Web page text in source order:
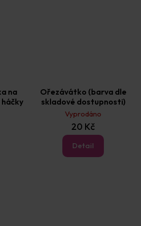
na
Ořezávátko (barva dle
skladové dostupnosti)
Vyprodáno
20 Kč
Detail